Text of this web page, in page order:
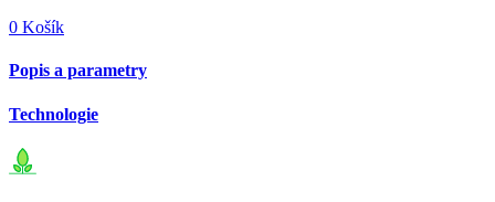
0 Košík
Popis a parametry
Technologie